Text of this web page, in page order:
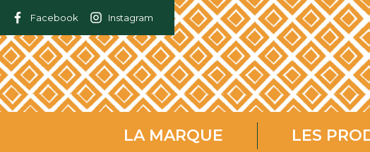
Facebook Instagram
LA MARQUE LES